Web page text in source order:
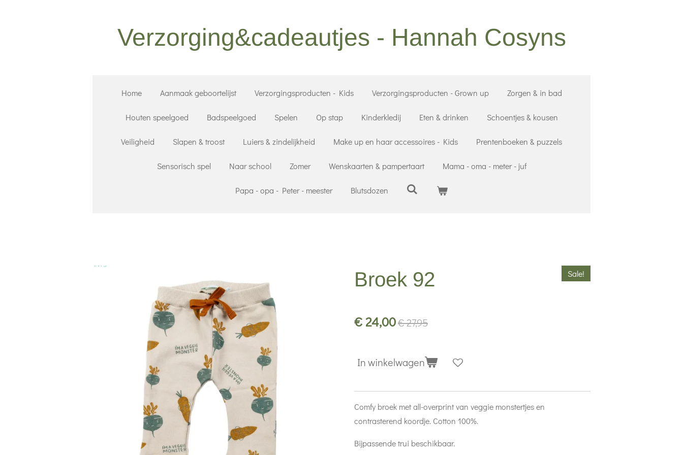
Verzorging&cadeautjes - Hannah Cosyns
Home Aanmaak geboortelijst Verzorgingsproducten - Kids Verzorgingsproducten - Grown up Zorgen & in bad
Houten speelgoed Badspeelgoed Spelen Op stap Kinderkledij Eten & drinken Schoentjes & kousen
Veiligheid Slapen & troost Luiers & zindelijkheid Make up en haar accessoires - Kids Prentenboeken & puzzels
Sensorisch spel Naar school Zomer Wenskaarten & pampertaart Mama - oma - meter - juf
Papa - opa - Peter - meester Blutsdozen
Broek 92 Sale!
€ 24,00€ 27,95
In winkelwagen
Comfy broek met all-overprint van veggie monstertjes en
contrasterend koordje. Cotton 100%.
Bijpassende trui beschikbaar.